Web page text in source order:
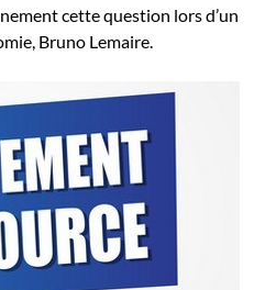
cette question lors d’un
Bruno Lemaire.